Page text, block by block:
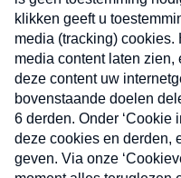
Nieuwsbrief
Neem hier een gratis